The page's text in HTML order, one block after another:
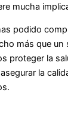
mucha
podido
más que un
proteger la
la